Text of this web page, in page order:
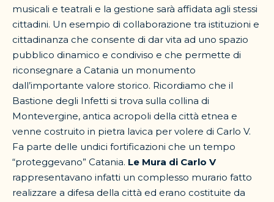
musicali e teatrali e la gestione sarà affidata agli stessi
cittadini. Un esempio di collaborazione tra istituzioni e
cittadinanza che consente di dar vita ad uno spazio
pubblico dinamico e condiviso e che permette di
riconsegnare a Catania un monumento
dall’importante valore storico. Ricordiamo che il
Bastione degli Infetti si trova sulla collina di
Montevergine, antica acropoli della città etnea e
venne costruito in pietra lavica per volere di Carlo V.
Fa parte delle undici fortificazioni che un tempo
“proteggevano” Catania. Le Mura di Carlo V
rappresentavano infatti un complesso murario fatto
realizzare a difesa della città ed erano costituite da